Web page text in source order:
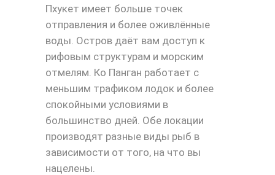
Пхукет имеет больше точек
отправления и более оживлённые
воды. Остров даёт вам доступ к
рифовым структурам и морским
отмелям. Ко Панган работает с
меньшим трафиком лодок и более
спокойными условиями в
большинство дней. Обе локации
производят разные виды рыб в
зависимости от того, на что вы
нацелены.